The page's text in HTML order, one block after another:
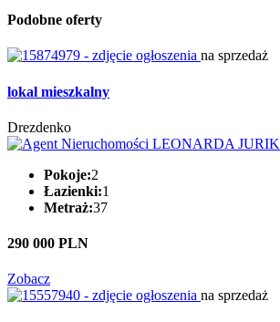
Podobne oferty
na sprzedaż
lokal mieszkalny
Drezdenko
Pokoje:2
Łazienki:1
Metraż:37
290 000 PLN
Zobacz
na sprzedaż